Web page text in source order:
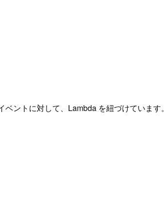
ントに対して、Lambda を紐づけています。